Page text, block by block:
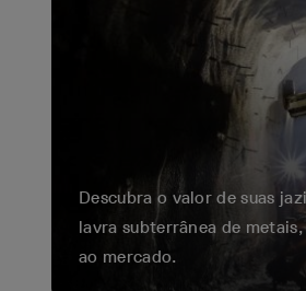
Descubra o valor de suas
lavra subterrânea de
ao mercado.